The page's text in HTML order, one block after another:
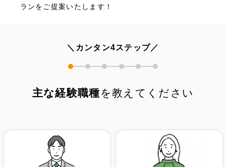
ランをご提案いたします！
＼カンタン4ステップ／
主な経験職種を教えてください